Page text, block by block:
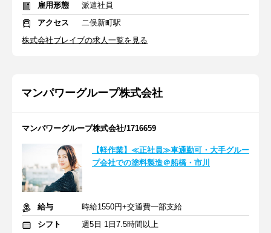
雇用形態
派遣社員
アクセス
二俣新町駅
株式会社ブレイブの求人一覧を見る
マンパワーグループ株式会社
マンパワーグループ株式会社/1716659
【軽作業】≪正社員≫車通勤可・大手グルー
プ会社での塗料製造＠船橋・市川
給与
時給1550円+交通費一部支給
シフト
週5日 1日7.5時間以上